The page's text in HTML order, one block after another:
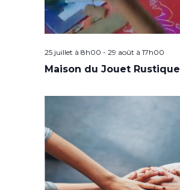
25 juillet à 8h00 - 29 août à 17h00
Maison du Jouet Rustique